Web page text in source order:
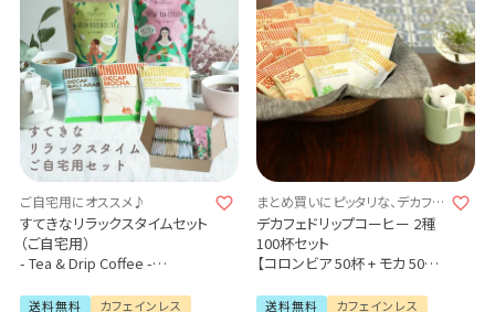
ご自宅用にオススメ♪
すてきなリラックスタイムセット
（ご自宅用）
- Tea & Drip Coffee -
ク送料無料
カフェインレス
まとめ買いにピッタリな、デカフェ
飲み比べセット♪
デカフェドリップコーヒー 2種
100杯セット
【コロンビア 50杯 + モカ 50杯】
大容量パック まとめ買いにお
送料無料
カフェインレス